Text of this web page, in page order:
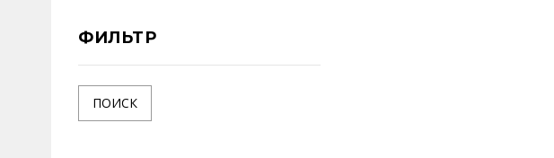
ФИЛЬТР
ПОИСК